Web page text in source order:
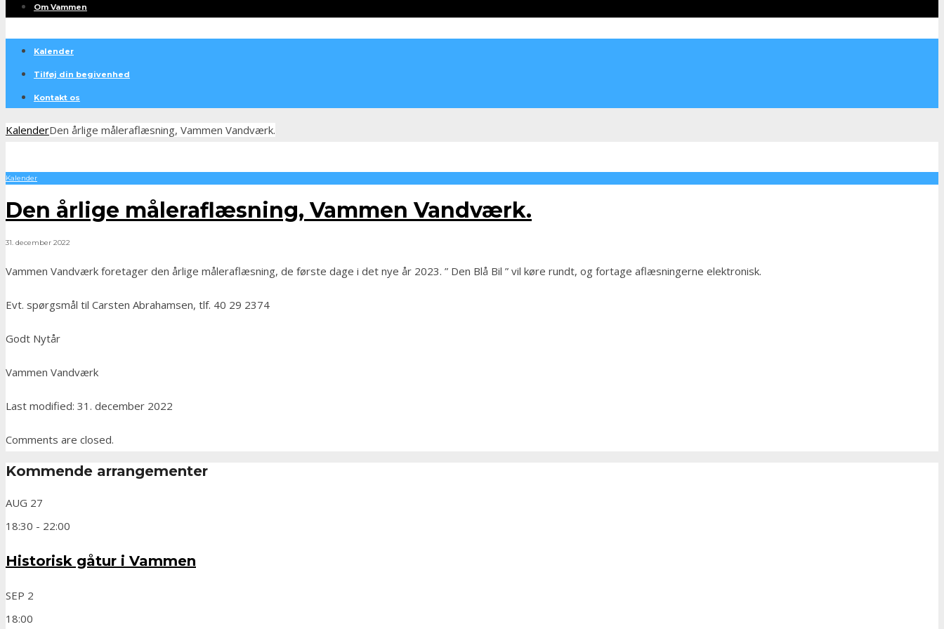
Om Vammen
Kalender
Tilføj din begivenhed
Kontakt os
KalenderDen årlige måleraflæsning, Vammen Vandværk.
Kalender
Den årlige måleraflæsning, Vammen Vandværk.
31. december 2022
Vammen Vandværk foretager den årlige måleraflæsning, de første dage i det nye år 2023. ” Den Blå Bil ” vil køre rundt, og fortage aflæsningerne elektronisk.
Evt. spørgsmål til Carsten Abrahamsen, tlf. 40 29 2374
Godt Nytår
Vammen Vandværk
Last modified: 31. december 2022
Comments are closed.
Kommende arrangementer
AUG 27
18:30 - 22:00
Historisk gåtur i Vammen
SEP 2
18:00